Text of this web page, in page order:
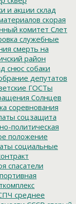
и акции склад
скорая
комитет Слет
служебные
смерть на
район
снюс собаки
депутатов
ГОСТы
Солнцев
соревнования
соцзащита
политическая
положение
социальные
спасатели
среднее